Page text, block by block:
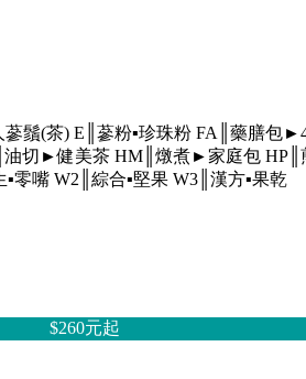
蔘鬚(茶) E║蔘粉▪珍珠粉 FA║藥膳包
油切►健美茶 HM║燉煮►家庭包 HP║
▪零嘴 W2║綜合▪堅果 W3║漢方▪果乾
$260元起